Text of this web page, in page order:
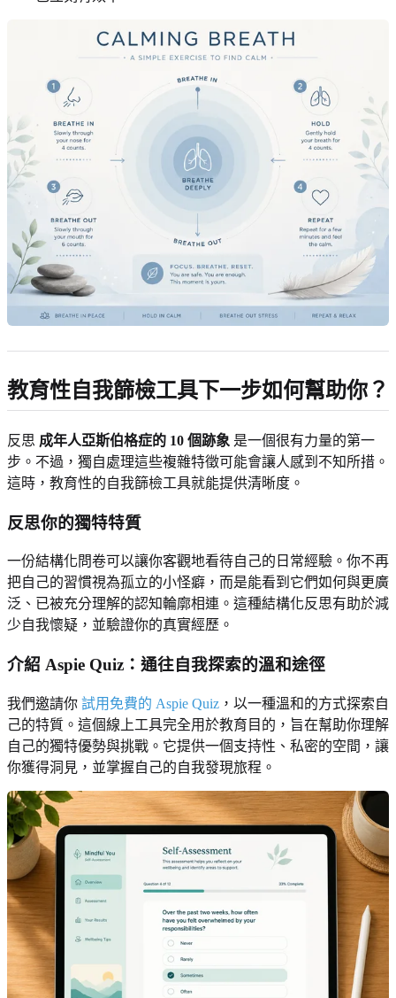
教育性自我篩檢工具下一步如何幫助你？
反思 成年人亞斯伯格症的 10 個跡象 是一個很有力量的第一
步。不過，獨自處理這些複雜特徵可能會讓人感到不知所措。
這時，教育性的自我篩檢工具就能提供清晰度。
反思你的獨特特質
一份結構化問卷可以讓你客觀地看待自己的日常經驗。你不再
把自己的習慣視為孤立的小怪癖，而是能看到它們如何與更廣
泛、已被充分理解的認知輪廓相連。這種結構化反思有助於減
少自我懷疑，並驗證你的真實經歷。
介紹 Aspie Quiz：通往自我探索的溫和途徑
我們邀請你 試用免費的 Aspie Quiz ，以一種溫和的方式探索自
己的特質。這個線上工具完全用於教育目的，旨在幫助你理解
自己的獨特優勢與挑戰。它提供一個支持性、私密的空間，讓
你獲得洞見，並掌握自己的自我發現旅程。